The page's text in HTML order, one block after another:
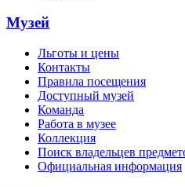
Музей
Льготы и цены
Контакты
Правила посещения
Доступный музей
Команда
Работа в музее
Коллекция
Поиск владельцев
Официальная информация